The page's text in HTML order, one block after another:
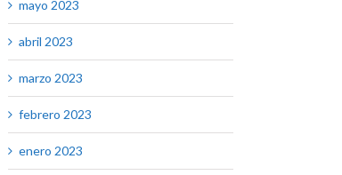
mayo 2023
abril 2023
marzo 2023
febrero 2023
enero 2023